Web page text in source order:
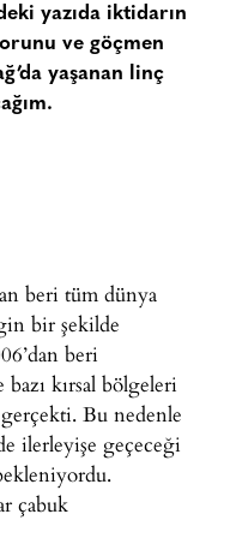
yazıda iktidarın
ve göçmen
yaşanan linç
beri tüm dünya
bir şekilde
beri
kırsal bölgeleri
Bu nedenle
ilerleyişe geçeceği
çabuk